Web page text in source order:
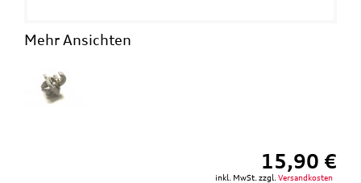
Mehr Ansichten
15,90 €
inkl. MwSt. zzgl. Versandkosten